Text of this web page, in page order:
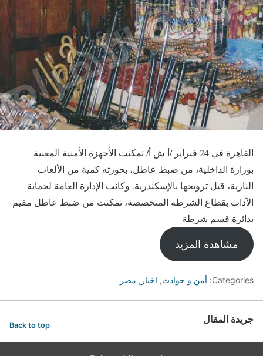
القاهرة في 24 فبراير /أ ش أ/ تمكنت الأجهزة الأمنية المعنية
بوزارة الداخلية، من ضبط عاطل، بحوزته كمية من الألعاب
النارية، قبل ترويجها بالإسكندرية. وكانت الإدارة العامة لحماية
الآداب بقطاع الشرطة المتخصصة، تمكنت من ضبط عاطل مقيم
بدائرة قسم شرطة
مشاهدة المزيد
Categories: أمن و حوادث, اخبار , مصر
جريدة المقال Back to top